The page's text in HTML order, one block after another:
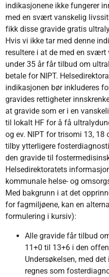
indikasjonene ikke fungerer
med en svært vanskelig
fikk disse gravide gratis
Hvis vi ikke tar med denne
resultere i at de med en
under 35 år får tilbud om
betale for NIPT.
indikasjonen bør inkluderes
gravides rettigheter
at gravide som er i en
til lokalt HF for å få
og ev. NIPT for trisomi 13, 18
tilby ytterligere
den gravide til
Helsedirektoratets
kommunale helse- og
Med bakgrunn i at det
for fagmiljøene, kan en
formulering i kursiv):
Alle gravide får tilbud
11+0 til 13+6 i den
Undersøkelsen, med
regnes som